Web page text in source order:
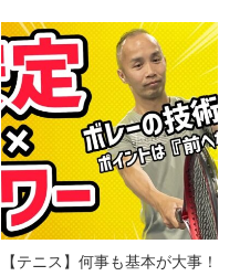
【テニス】何事も基本が大事！